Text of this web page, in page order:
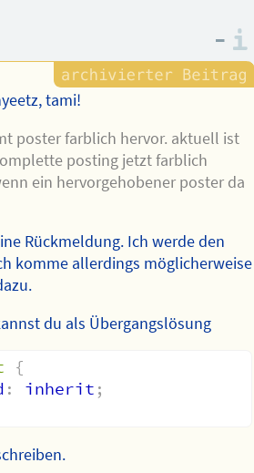
–
tami!
poster farblich hervor. aktuell ist
posting jetzt farblich
ein hervorgehobener poster da
Rückmeldung. Ich werde den
komme allerdings möglicherweise
du als Übergangslösung
{
: inherit ;